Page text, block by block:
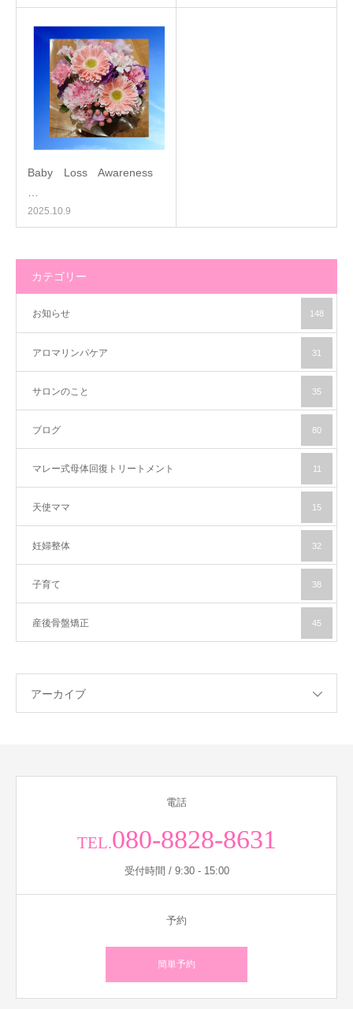
Baby Loss Awareness
2025.10.9
カテゴリー
お知らせ 148
アロマリンパケア 31
サロンのこと 35
ブログ 80
マレー式母体回復トリートメント 11
天使ママ 15
妊婦整体 32
子育て 38
産後骨盤矯正 45
アーカイブ
電話
TEL.080-8828-8631
受付時間 / 9:30 - 15:00
予約
簡単予約